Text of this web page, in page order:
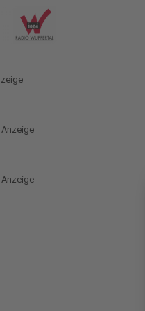
Anzeige
Anzeige